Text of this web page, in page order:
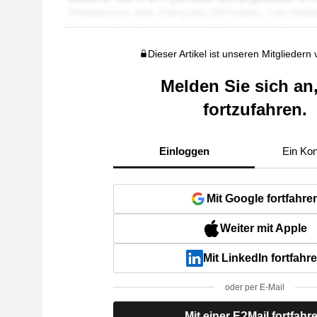
Dieser Artikel ist unseren Mitgliedern
Melden Sie sich
fortzufahren.
Einloggen Ein
Mit Google
Weiter mit Apple
Mit LinkedIn
oder per E-Mail